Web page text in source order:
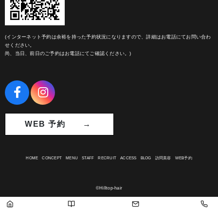
(インターネット予約は余裕を持った予約状況になりますので、詳細はお電話にてお問い合わ
せください。
尚、当日、前日のご予約はお電話にてご確認ください。)
WEB 予約 →
HOME CONCEPT MENU STAFF RECRUIT ACCESS BLOG 訪問美容 WEB予約
©Hilltop-hair